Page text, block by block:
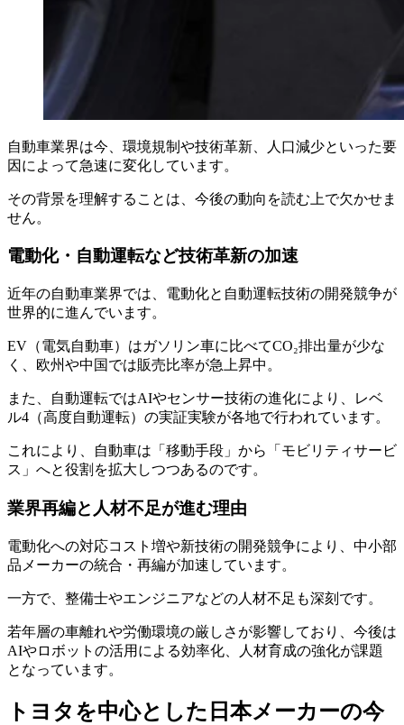
自動車業界は今、環境規制や技術革新、人口減少といった要
因によって急速に変化しています。
その背景を理解することは、今後の動向を読む上で欠かせま
せん。
電動化・自動運転など技術革新の加速
近年の自動車業界では、電動化と自動運転技術の開発競争が
世界的に進んでいます。
EV（電気自動車）はガソリン車に比べてCO₂排出量が少な
く、欧州や中国では販売比率が急上昇中。
また、自動運転ではAIやセンサー技術の進化により、レベ
ル4（高度自動運転）の実証実験が各地で行われています。
これにより、自動車は「移動手段」から「モビリティサービ
ス」へと役割を拡大しつつあるのです。
業界再編と人材不足が進む理由
電動化への対応コスト増や新技術の開発競争により、中小部
品メーカーの統合・再編が加速しています。
一方で、整備士やエンジニアなどの人材不足も深刻です。
若年層の車離れや労働環境の厳しさが影響しており、今後は
AIやロボットの活用による効率化、人材育成の強化が課題
となっています。
トヨタを中心とした日本メーカーの今